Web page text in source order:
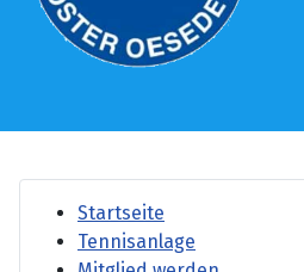
Startseite
Tennisanlage